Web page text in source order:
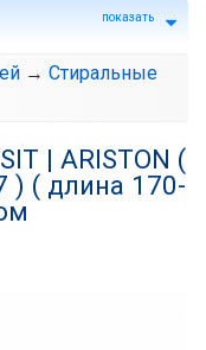
показать
→ Стиральные
| ARISTON (
) ( длина 170-